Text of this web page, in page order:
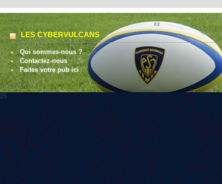
LES CYBERVULCANS
Qui sommes-nous ?
Contactez-nous
Faites votre pub ici
25